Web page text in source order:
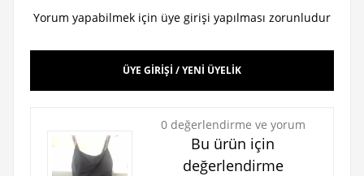
Yorum yapabilmek için üye girişi yapılması zorunludur
ÜYE GİRİŞİ / YENİ ÜYELİK
0 değerlendirme ve yorum
Bu ürün için
değerlendirme